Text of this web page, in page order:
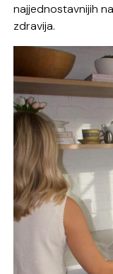
najjednostavnijih
zdravija.